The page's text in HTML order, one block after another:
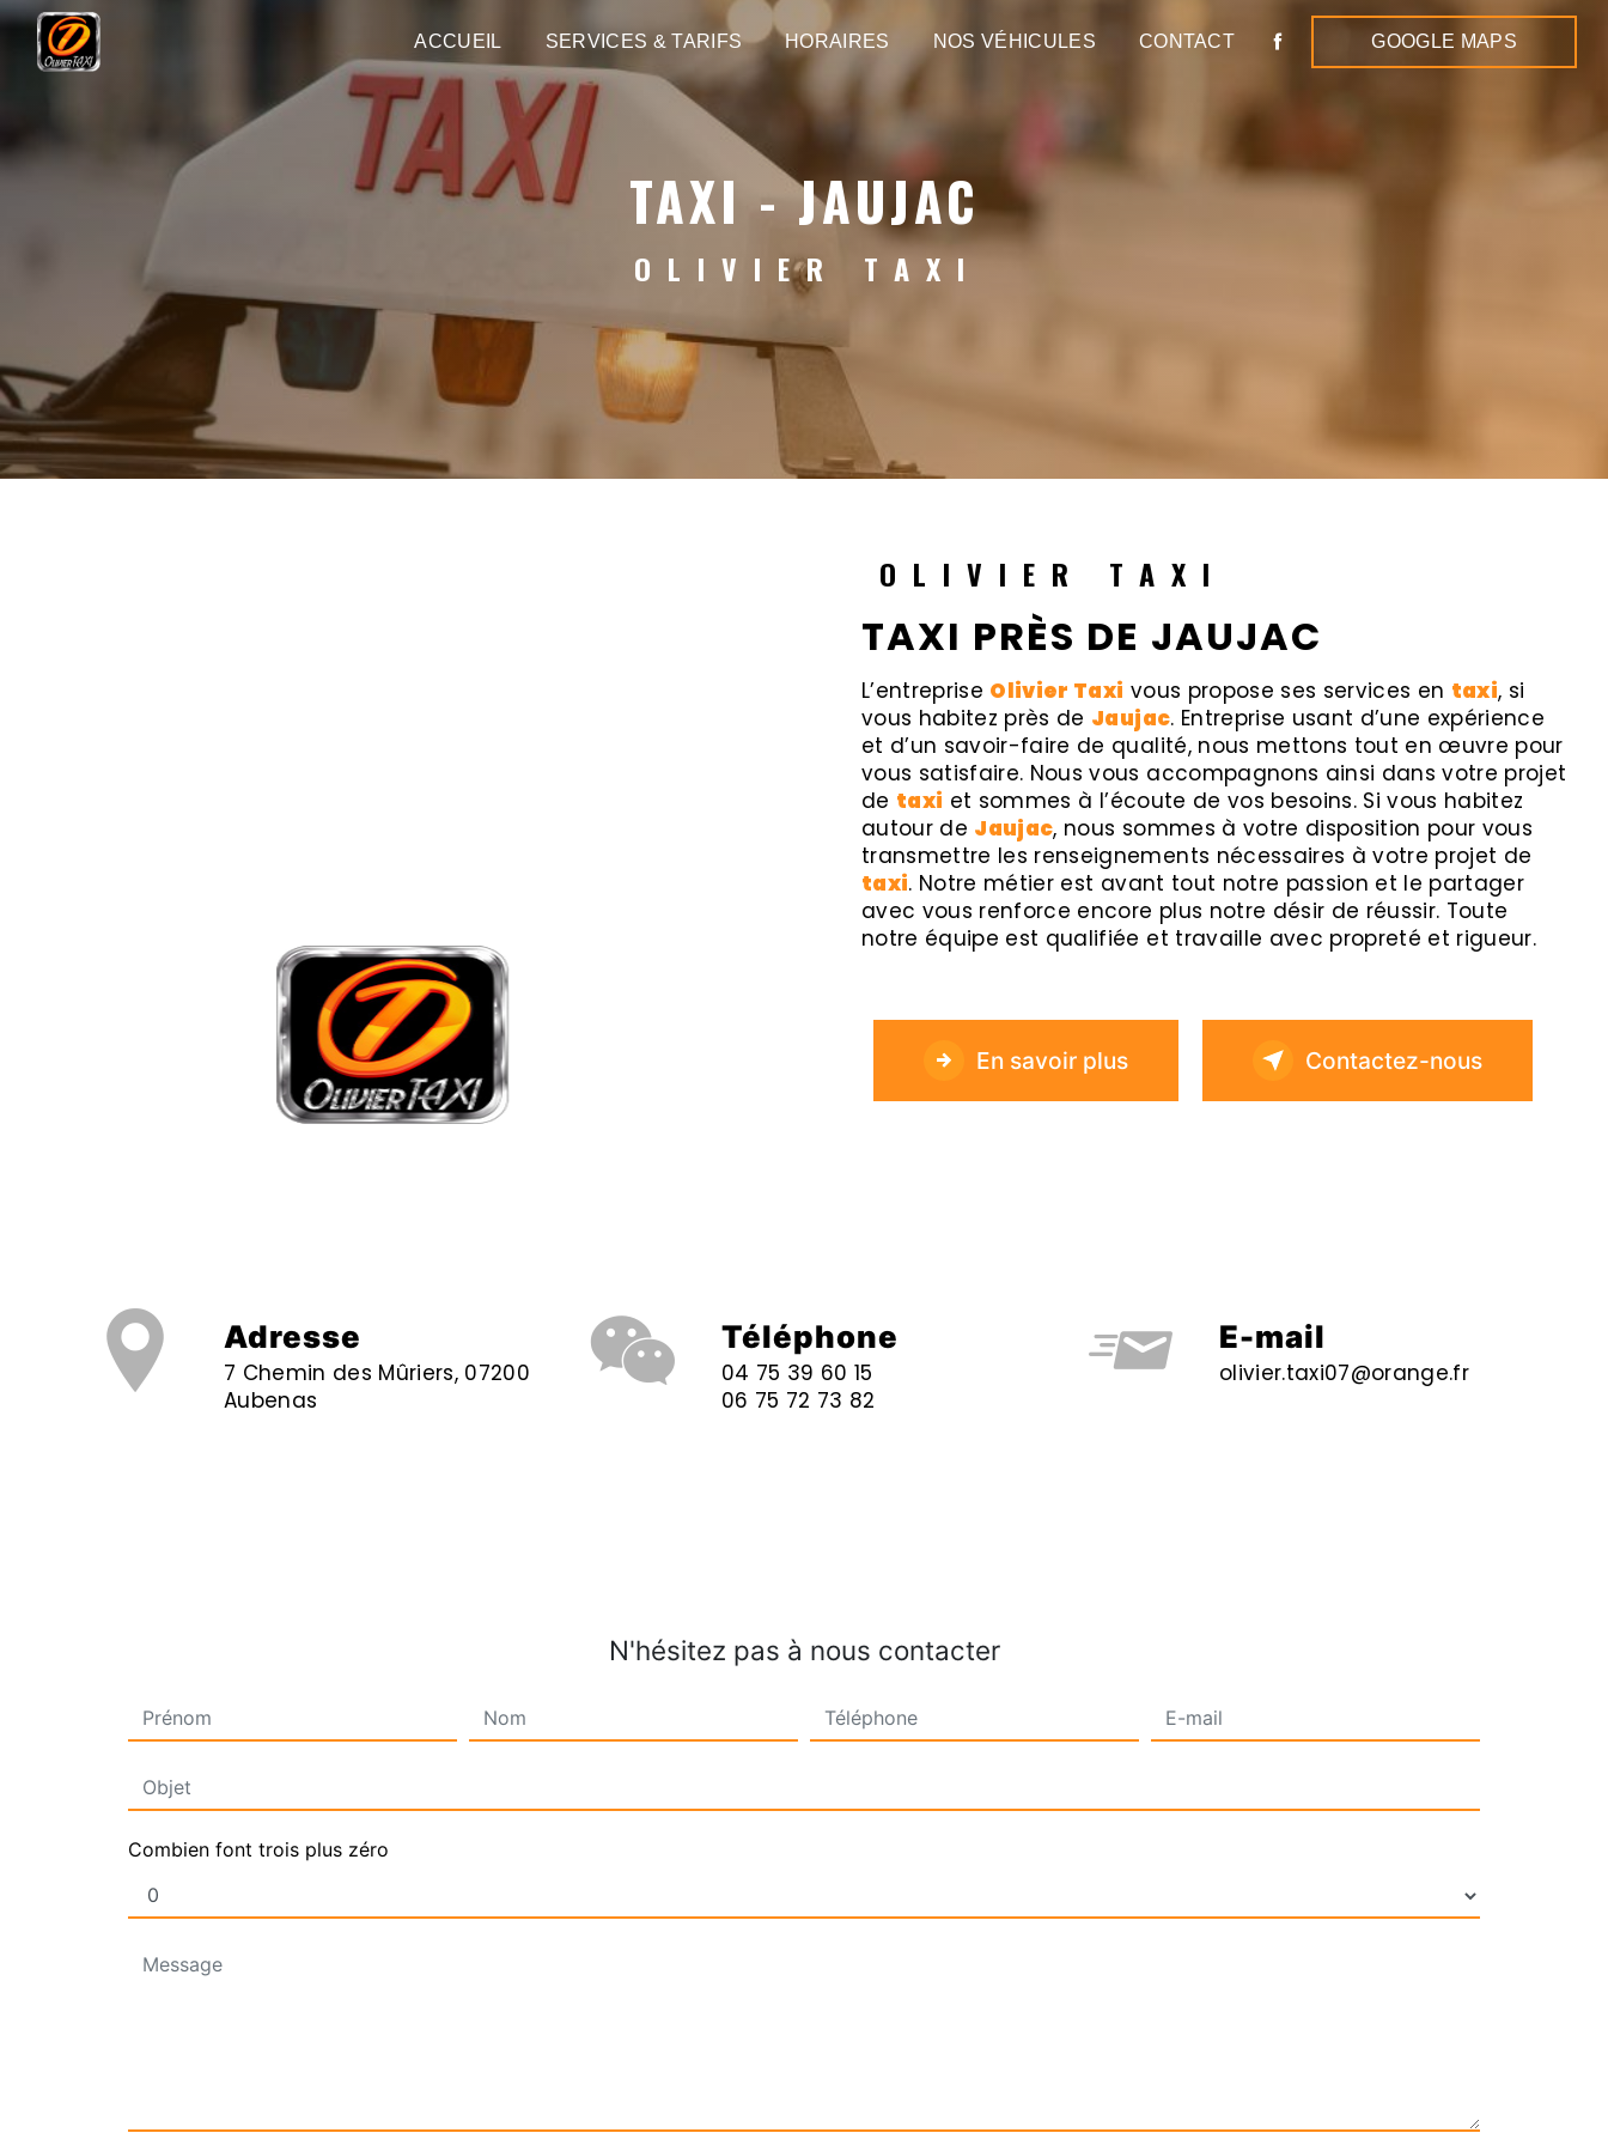
ACCUEIL SERVICES & TARIFS HORAIRES NOS VÉHICULES CONTACT GOOGLE MAPS
TAXI - JAUJAC
OLIVIER TAXI
OLIVIER TAXI
TAXI PRÈS DE JAUJAC
L’entreprise Olivier Taxi vous propose ses services en taxi, si
vous habitez près de Jaujac. Entreprise usant d’une expérience
et d’un savoir-faire de qualité, nous mettons tout en œuvre pour
vous satisfaire. Nous vous accompagnons ainsi dans votre projet
de taxi et sommes à l’écoute de vos besoins. Si vous habitez
autour de Jaujac, nous sommes à votre disposition pour vous
transmettre les renseignements nécessaires à votre projet de
taxi. Notre métier est avant tout notre passion et le partager
avec vous renforce encore plus notre désir de réussir. Toute
notre équipe est qualifiée et travaille avec propreté et rigueur.
En savoir plus Contactez-nous
Adresse
7 Chemin des Mûriers, 07200
Aubenas
Téléphone
04 75 39 60 15
06 75 72 73 82
E-mail
olivier.taxi07@orange.fr
N'hésitez pas à nous contacter
Combien font trois plus zéro
Panneau de gestion des cookies